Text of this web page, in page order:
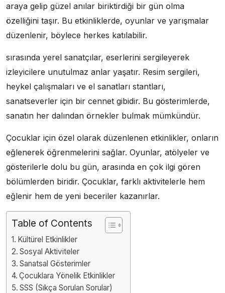
araya gelip güzel anılar biriktirdiği bir gün olma
özelliğini taşır. Bu etkinliklerde, oyunlar ve yarışmalar
düzenlenir, böylece herkes katılabilir.
sırasında yerel sanatçılar, eserlerini sergileyerek
izleyicilere unutulmaz anlar yaşatır. Resim sergileri,
heykel çalışmaları ve el sanatları stantları,
sanatseverler için bir cennet gibidir. Bu gösterimlerde,
sanatın her dalından örnekler bulmak mümkündür.
Çocuklar için özel olarak düzenlenen etkinlikler, onların
eğlenerek öğrenmelerini sağlar. Oyunlar, atölyeler ve
gösterilerle dolu bu gün, arasında en çok ilgi gören
bölümlerden biridir. Çocuklar, farklı aktivitelerle hem
eğlenir hem de yeni beceriler kazanırlar.
Table of Contents
Kültürel Etkinlikler
Sosyal Aktiviteler
Sanatsal Gösterimler
Çocuklara Yönelik Etkinlikler
SSS (Sıkça Sorulan Sorular)